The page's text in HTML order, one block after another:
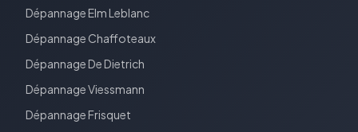
DépannageElm Leblanc
Dépannage Chaffoteaux
DépannageDe Dietrich
DépannageViessmann
DépannageFrisquet